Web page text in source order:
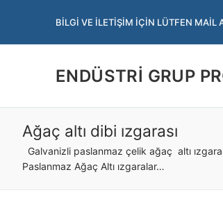
BILGI VE İLETIŞIM İÇIN LÜTFEN MAIL
ENDÜSTRI GRUP
Ağaç altı dibi ızgarası
Galvanizli paslanmaz çelik ağaç altı
Paslanmaz Ağaç Altı ızgaralar…